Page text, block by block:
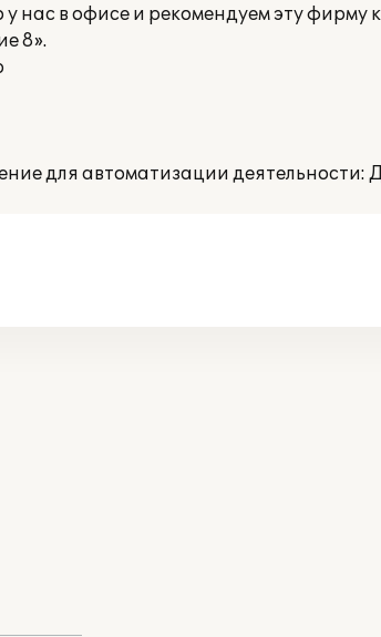
нас в офисе и рекомендуем эту фирму
8».
для автоматизации деятельности: